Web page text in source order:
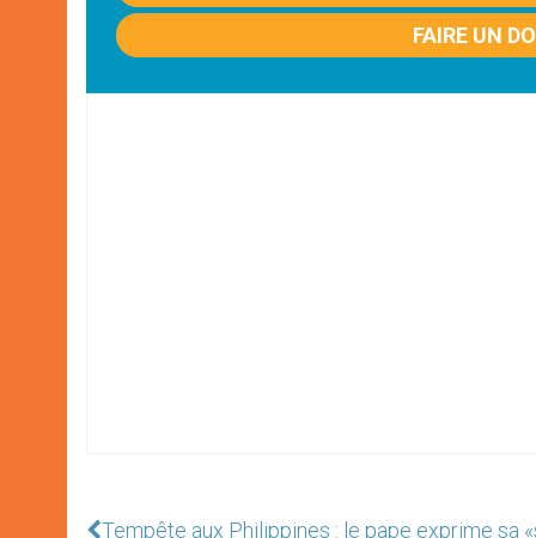
FAIRE UN
Tempête aux Philippines : le pape exprime sa